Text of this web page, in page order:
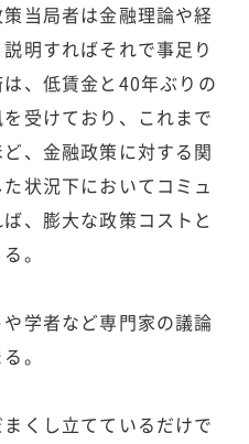
当局者は金融理論や経
明すればそれで事足り
、低賃金と40年ぶりの
受けており、これまで
、金融政策に対する関
状況下においてコミュ
、膨大な政策コストと
。
学者など専門家の議論
。
くし立てているだけで